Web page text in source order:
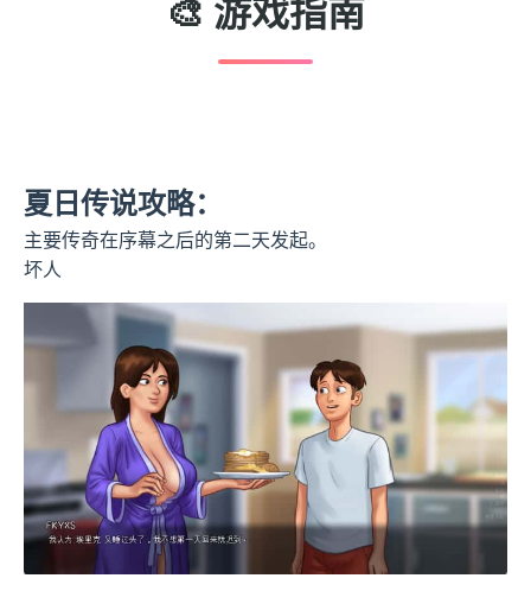
🎨 游戏指南
夏日传说攻略：
主要传奇在序幕之后的第二天发起。
坏人